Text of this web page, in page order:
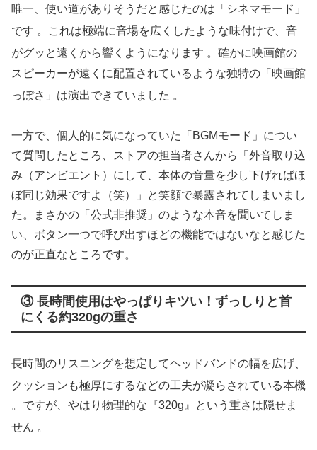
唯一、使い道がありそうだと感じたのは「シネマモード」
です 。これは極端に音場を広くしたような味付けで、音
がグッと遠くから響くようになります 。確かに映画館の
スピーカーが遠くに配置されているような独特の「映画館
っぽさ」は演出できていました 。
一方で、個人的に気になっていた「BGMモード」につい
て質問したところ、ストアの担当者さんから「外音取り込
み（アンビエント）にして、本体の音量を少し下げればほ
ぼ同じ効果ですよ（笑）」と笑顔で暴露されてしまいまし
た。まさかの「公式非推奨」のような本音を聞いてしま
い、ボタン一つで呼び出すほどの機能ではないなと感じた
のが正直なところです。
③ 長時間使用はやっぱりキツい！ずっしりと首
にくる約320gの重さ
長時間のリスニングを想定してヘッドバンドの幅を広げ、
クッションも極厚にするなどの工夫が凝らされている本機
。ですが、やはり物理的な『320g』という重さは隠せま
せん 。